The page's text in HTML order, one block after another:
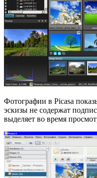
Фотографии в Picasa
эскизы не содержат
выделяет во время